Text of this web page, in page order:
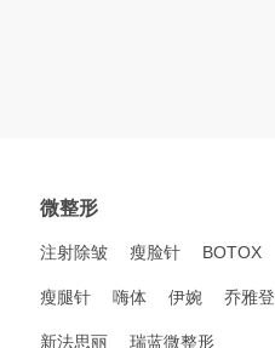
微整形
注射除皱 瘦脸针 BOTOX
瘦腿针 嗨体 伊婉 乔雅登
新法思丽 瑞蓝微整形